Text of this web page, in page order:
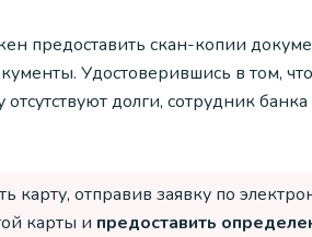
предоставить скан-копии
Удостоверившись в том,
долги, сотрудник
карту, отправив заявку по
карты и предоставить